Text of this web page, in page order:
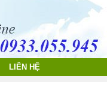
LIÊN HỆ